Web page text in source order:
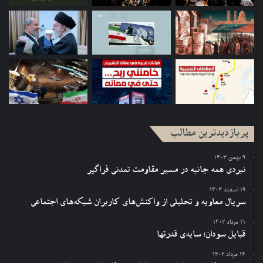
پربازدیدترین مطالب
۹ بهمن ۱۴۰۳
نبردی همه جانبه در مسیر مقاومت تمدنی فراگیر
۱۹ اسفند ۱۴۰۳
سریال معاویه و تحلیلی از واکنش‌های کاربران شبکه‌های اجتماعی
۲۱ مرداد ۱۴۰۲
قبایل سودان؛ سایه‌ی قدرتها
۱۴ مرداد ۱۴۰۲